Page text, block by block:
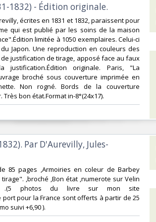
1832) - Édition originale.‎
écrites en 1831 et 1832, paraissent pour
qui est publié par les soins de la maison
limitée à 1050 exemplaires. Celui-ci
Japon. Une reproduction en couleurs des
justification de tirage, apposé face au faux
originale. Paris, "La
broché sous couverture imprimée en
Non rogné. Bords de la couverture
bon état.Format in-8°(24x17).‎
Par D'Aurevilly, Jules-
85 pages ,Armoiries en coleur de Barbey
,broché ,Bon état ,numerote sur Velin
.(5 photos du livre sur mon site
pour la France sont offerts à partir de 25
suivi +6,90 ).‎